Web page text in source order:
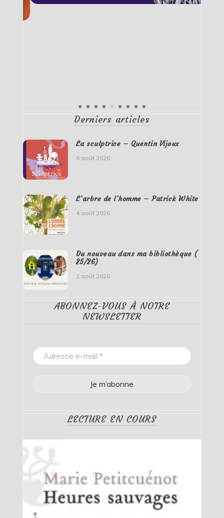
Derniers articles
La sculptrice – Quentin Vijoux
6 août 2026
L’arbre de l’homme – Patrick White
4 août 2026
Du nouveau dans ma bibliothèque (
25/26)
2 août 2026
ABONNEZ-VOUS À NOTRE
NEWSLETTER
LECTURE EN COURS